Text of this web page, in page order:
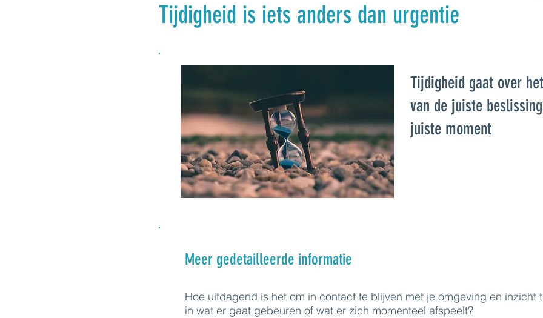
Tijdigheid is iets anders dan urgentie
Tijdigheid gaat over
van de juiste
juiste moment
Meer gedetailleerde informatie
Hoe uitdagend is het om in contact te blijven met je omgeving en inzicht
in wat er gaat gebeuren of wat er zich momenteel afspeelt?